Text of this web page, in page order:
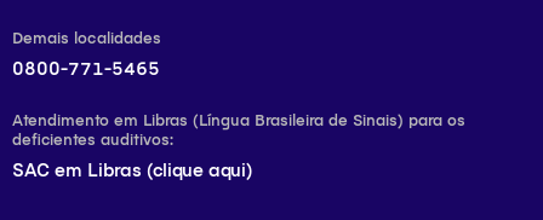
Demais localidades
0800-771-5465
Atendimento em Libras (Língua Brasileira de Sinais) para os
deficientes auditivos:
SAC em Libras (clique aqui)